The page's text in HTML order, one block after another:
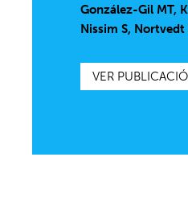
González-Gil MT,
Nissim S,
VER